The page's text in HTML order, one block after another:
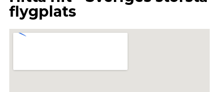
flygplats